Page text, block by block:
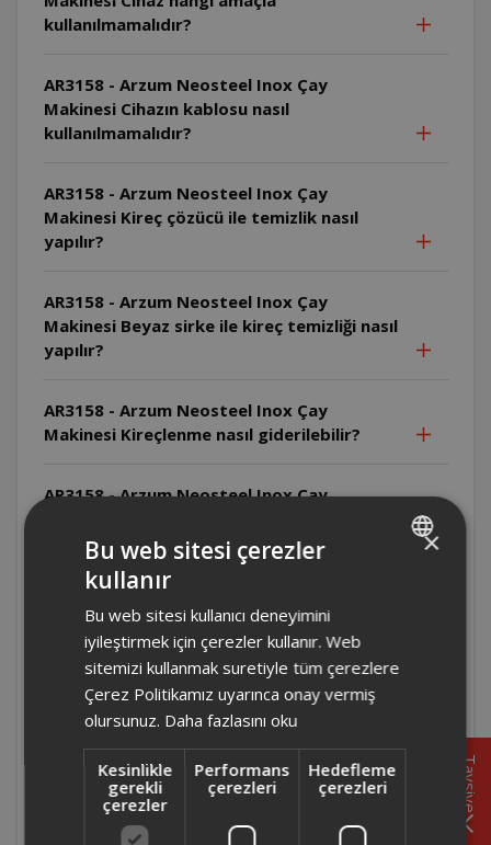
kullanılmamalıdır?
AR3158 - Arzum Neosteel Inox Çay
Makinesi Cihazın kablosu nasıl
kullanılmamalıdır?
AR3158 - Arzum Neosteel Inox Çay
Makinesi Kireç çözücü ile temizlik nasıl
yapılır?
AR3158 - Arzum Neosteel Inox Çay
Makinesi Beyaz sirke ile kireç temizliği nasıl
yapılır?
AR3158 - Arzum Neosteel Inox Çay
Makinesi Kireçlenme nasıl giderilebilir?
AR3158 - Arzum Neosteel Inox Çay
temizleyiciler kullanılabilir mi?
Makinesi Su ısıtıcısı nasıl temizlenmelidir?
AR3158 - Arzum Neosteel Inox Çay
Makinesi Cihazın hangi parçaları elde
AR3158 - Arzum Neosteel Inox Çay
Makinesi Cihaz hangi ortamlarda
Tavsiye
×
Bu web sitesi çerezler
kullanır
Bu web sitesi kullanıcı deneyimini
iyileştirmek için çerezler kullanır. Web
sitemizi kullanmak suretiyle tüm çerezlere
Çerez Politikamız uyarınca onay vermiş
olursunuz. Daha fazlasını oku
Kesinlikle
gerekli
çerezler
Performans
çerezleri
Hedefleme
çerezleri